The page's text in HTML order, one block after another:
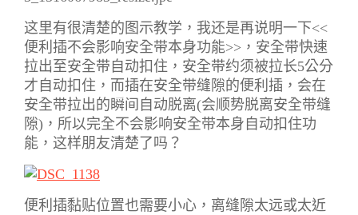
这里有很清楚的图示教学，我还是再说明一下<<
便利插不会影响安全带本身功能>>，安全带快速
拉出至安全带自动扣住，安全带约须被拉长5公分
才自动扣住，而插在安全带缝隙的便利插，会在
安全带拉出的瞬间自动脱离(会顺势脱离安全带缝
隙)，所以完全不会影响安全带本身自动扣住功
能，这样朋友清楚了吗？
便利插黏贴位置也需要小心，离缝隙太远或太近